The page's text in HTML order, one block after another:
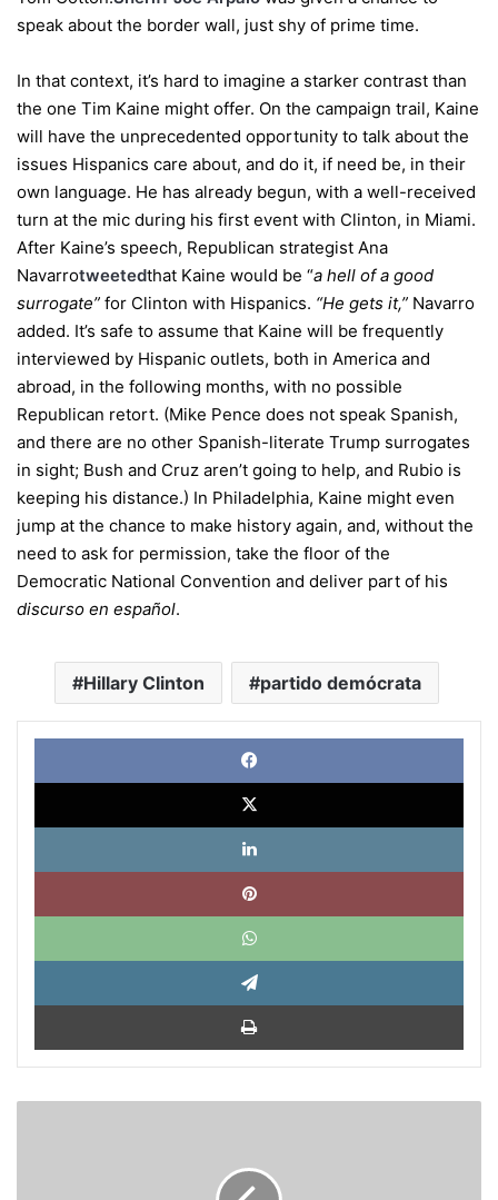
speak about the border wall, just shy of prime time.
In that context, it’s hard to imagine a starker contrast than
the one Tim Kaine might offer. On the campaign trail, Kaine
will have the unprecedented opportunity to talk about the
issues Hispanics care about, and do it, if need be, in their
own language. He has already begun, with a well-received
turn at the mic during his first event with Clinton, in Miami.
After Kaine’s speech, Republican strategist Ana
Navarrotweetedthat Kaine would be “a hell of a good
surrogate” for Clinton with Hispanics. “He gets it,” Navarro
added. It’s safe to assume that Kaine will be frequently
interviewed by Hispanic outlets, both in America and
abroad, in the following months, with no possible
Republican retort. (Mike Pence does not speak Spanish,
and there are no other Spanish-literate Trump surrogates
in sight; Bush and Cruz aren’t going to help, and Rubio is
keeping his distance.) In Philadelphia, Kaine might even
jump at the chance to make history again, and, without the
need to ask for permission, take the floor of the
Democratic National Convention and deliver part of his
discurso en español.
Hillary Clinton partido demócrata
X